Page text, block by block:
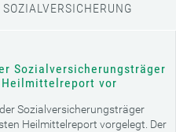
Sozialversicherungsträger
vor
Sozialversicherungsträger
Heilmittelreport vorgelegt. Der